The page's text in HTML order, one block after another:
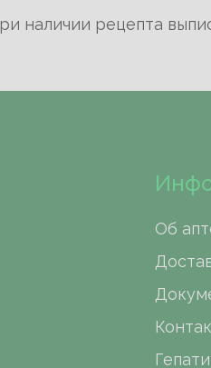
лиц
фондов
для ЮЛ, НП и БФ
наличии рецепта
Об